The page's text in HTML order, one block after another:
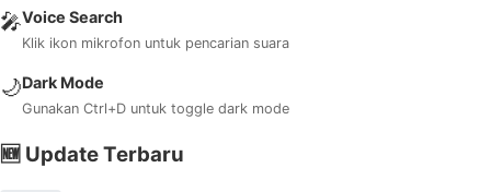
🎤Voice Search
Klik ikon mikrofon untuk pencarian suara
🌙Dark Mode
Gunakan Ctrl+D untuk toggle dark mode
🆕 Update Terbaru